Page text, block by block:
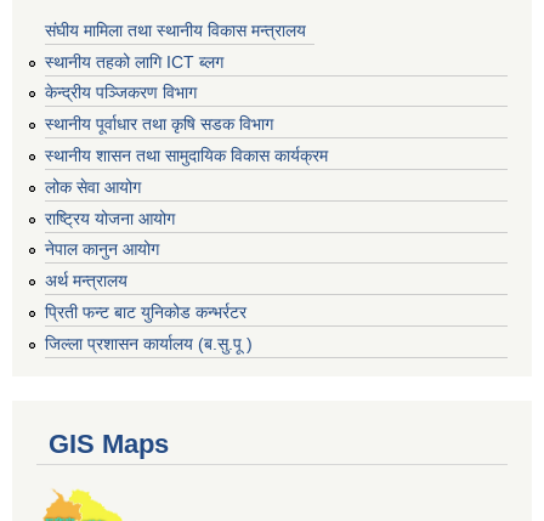
संघीय मामिला तथा स्थानीय विकास मन्त्रालय
स्थानीय तहको लागि ICT ब्लग
केन्द्रीय पञ्जिकरण विभाग
स्थानीय पूर्वाधार तथा कृषि सडक विभाग
स्थानीय शासन तथा सामुदायिक विकास कार्यक्रम
लोक सेवा आयोग
राष्ट्रिय योजना आयोग
नेपाल कानुन आयोग
अर्थ मन्त्रालय
प्रिती फन्ट बाट युनिकोड कन्भर्रटर
जिल्ला प्रशासन कार्यालय (ब.सु.पू )
GIS Maps